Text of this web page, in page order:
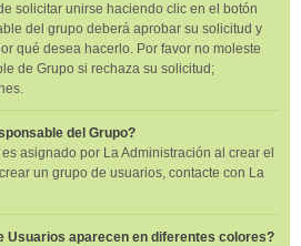
solicitar unirse haciendo clic en el botón
del grupo deberá aprobar su solicitud y
qué desea hacerlo. Por favor no moleste
de Grupo si rechaza su solicitud;
del Grupo?
asignado por La Administración al crear el
un grupo de usuarios, contacte con La
Usuarios aparecen en diferentes colores?